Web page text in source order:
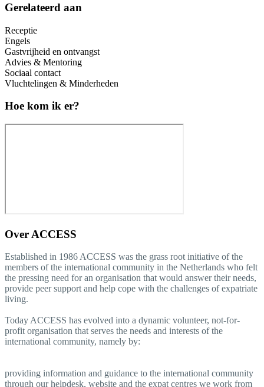
Gerelateerd aan
Receptie
Engels
Gastvrijheid en ontvangst
Advies & Mentoring
Sociaal contact
Vluchtelingen & Minderheden
Hoe kom ik er?
Over ACCESS
Established in 1986 ACCESS was the grass root initiative of the
members of the international community in the Netherlands who felt
the pressing need for an organisation that would answer their needs,
provide peer support and help cope with the challenges of expatriate
living.
Today ACCESS has evolved into a dynamic volunteer, not-for-
profit organisation that serves the needs and interests of the
international community, namely by:
providing information and guidance to the international community
through our helpdesk, website and the expat centres we work from